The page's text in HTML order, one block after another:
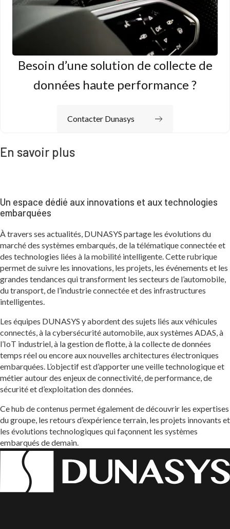
Besoin d’une solution de collecte de
données haute performance ?
Contacter Dunasys
En savoir plus
Un espace dédié aux innovations et aux technologies
embarquées
À travers ses actualités, DUNASYS partage les évolutions du
marché des systèmes embarqués, de la télématique connectée et
des technologies liées à la mobilité intelligente. Cette rubrique
permet de suivre les innovations, les projets, les événements et les
grandes tendances qui transforment les secteurs de l’automobile,
du transport, de l’industrie connectée et des infrastructures
intelligentes.
Les équipes DUNASYS y abordent des sujets liés aux véhicules
connectés, à la cybersécurité automobile, aux systèmes ADAS, à
l’IoT industriel, à la gestion de flotte, à la collecte de données
temps réel ou encore aux nouvelles architectures électroniques
embarquées. L’objectif est d’apporter une veille technologique et
métier autour des enjeux de connectivité, de performance, de
sécurité et d’exploitation des données.
Ce hub de contenus permet également de découvrir les expertises
du groupe, les retours d’expérience terrain, les projets innovants et
les évolutions technologiques qui façonnent les systèmes
embarqués de demain.